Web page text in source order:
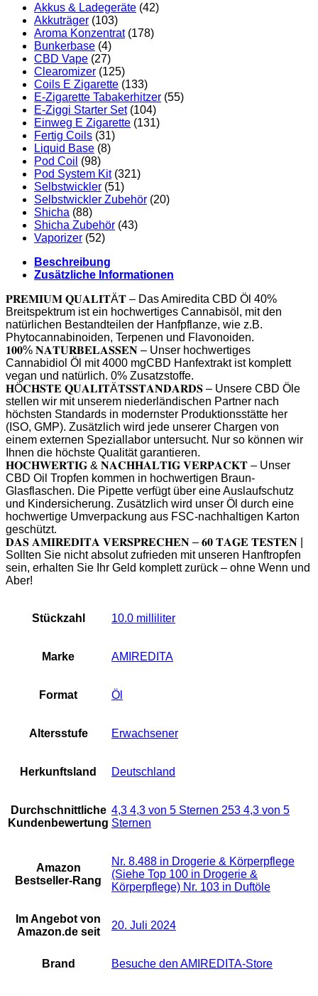
Akkus & Ladegeräte (42)
Akkuträger (103)
Aroma Konzentrat (178)
Bunkerbase (4)
CBD Vape (27)
Clearomizer (125)
Coils E Zigarette (133)
E-Zigarette Tabakerhitzer (55)
E-Ziggi Starter Set (104)
Einweg E Zigarette (131)
Fertig Coils (31)
Liquid Base (8)
Pod Coil (98)
Pod System Kit (321)
Selbstwickler (51)
Selbstwickler Zubehör (20)
Shicha (88)
Shicha Zubehör (43)
Vaporizer (52)
Beschreibung
Zusätzliche Informationen
𝐏𝐑𝐄𝐌𝐈𝐔𝐌 𝐐𝐔𝐀𝐋𝐈𝐓Ä𝐓 – Das Amiredita CBD Öl 40%
Breitspektrum ist ein hochwertiges Cannabisöl, mit den
natürlichen Bestandteilen der Hanfpflanze, wie z.B.
Phytocannabinoiden, Terpenen und Flavonoiden.
𝟏𝟎𝟎% 𝐍𝐀𝐓𝐔𝐑𝐁𝐄𝐋𝐀𝐒𝐒𝐄𝐍 – Unser hochwertiges
Cannabidiol Öl mit 4000 mgCBD Hanfextrakt ist komplett
vegan und natürlich. 0% Zusatzstoffe.
𝐇Ö𝐂𝐇𝐒𝐓𝐄 𝐐𝐔𝐀𝐋𝐈𝐓Ä𝐓𝐒𝐒𝐓𝐀𝐍𝐃𝐀𝐑𝐃𝐒 – Unsere CBD Öle
stellen wir mit unserem niederländischen Partner nach
höchsten Standards in modernster Produktionsstätte her
(ISO, GMP). Zusätzlich wird jede unserer Chargen von
einem externen Speziallabor untersucht. Nur so können wir
Ihnen die höchste Qualität garantieren.
𝐇𝐎𝐂𝐇𝐖𝐄𝐑𝐓𝐈𝐆 & 𝐍𝐀𝐂𝐇𝐇𝐀𝐋𝐓𝐈𝐆 𝐕𝐄𝐑𝐏𝐀𝐂𝐊𝐓 – Unser
CBD Oil Tropfen kommen in hochwertigen Braun-
Glasflaschen. Die Pipette verfügt über eine Auslaufschutz
und Kindersicherung. Zusätzlich wird unser Öl durch eine
hochwertige Umverpackung aus FSC-nachhaltigen Karton
geschützt.
𝐃𝐀𝐒 𝐀𝐌𝐈𝐑𝐄𝐃𝐈𝐓𝐀 𝐕𝐄𝐑𝐒𝐏𝐑𝐄𝐂𝐇𝐄𝐍 – 𝟔𝟎 𝐓𝐀𝐆𝐄 𝐓𝐄𝐒𝐓𝐄𝐍 |
Sollten Sie nicht absolut zufrieden mit unseren Hanftropfen
sein, erhalten Sie Ihr Geld komplett zurück – ohne Wenn und
Aber!
Stückzahl ‎10.0 milliliter
Marke ‎AMIREDITA
Format ‎Öl
Altersstufe ‎Erwachsener
Herkunftsland ‎Deutschland
Durchschnittliche
Kundenbewertung
4,3 4,3 von 5 Sternen 253 4,3 von 5
Sternen
Amazon
Bestseller-Rang
Nr. 8.488 in Drogerie & Körperpflege
(Siehe Top 100 in Drogerie &
Körperpflege) Nr. 103 in Duftöle
Im Angebot von
Amazon.de seit
20. Juli 2024
Brand Besuche den AMIREDITA-Store